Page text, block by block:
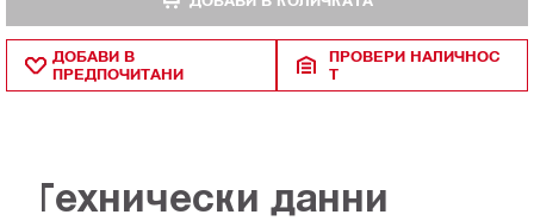
ДОБАВИ В
ПРЕДПОЧИТАНИ
ПРОВЕРИ НАЛИЧНОС
Т
Технически данни